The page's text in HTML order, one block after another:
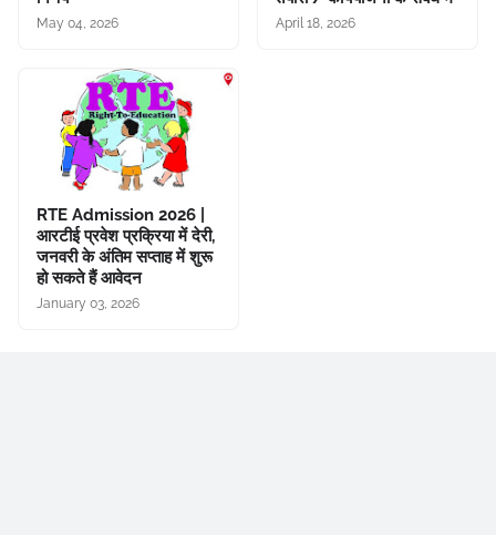
May 04, 2026 April 18, 2026
RTE Admission 2026 |
आरटीई प्रवेश प्रक्रिया में देरी,
जनवरी के अंतिम सप्ताह में शुरू
हो सकते हैं आवेदन
January 03, 2026